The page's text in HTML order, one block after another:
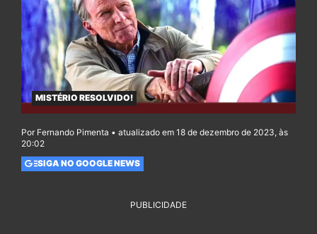
MISTÉRIO RESOLVIDO!
Por Fernando Pimenta • atualizado em 18 de dezembro de 2023, às
20:02
SIGA NO GOOGLE NEWS
PUBLICIDADE